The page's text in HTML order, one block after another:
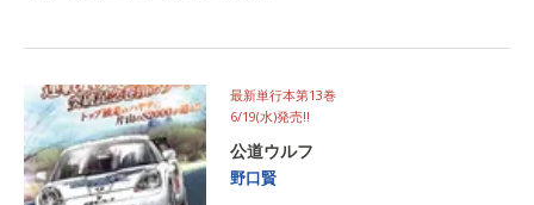
最新単行本第13巻
6/19(水)発売‼
公道ウルフ
野口賢